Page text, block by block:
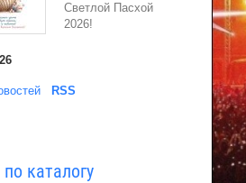
Светлой Пасхой
2026!
RSS
каталогу